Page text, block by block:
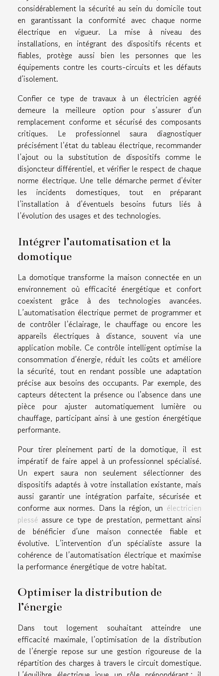
considérablement la sécurité au sein du domicile tout
en garantissant la conformité avec chaque norme
électrique en vigueur. La mise à niveau des
installations, en intégrant des dispositifs récents et
fiables, protège aussi bien les personnes que les
équipements contre les courts-circuits et les défauts
d’isolement.
Confier ce type de travaux à un électricien agréé
demeure la meilleure option pour s’assurer d’un
remplacement conforme et sécurisé des composants
critiques. Le professionnel saura diagnostiquer
précisément l’état du tableau électrique, recommander
l’ajout ou la substitution de dispositifs comme le
disjoncteur différentiel, et vérifier le respect de chaque
norme électrique. Une telle démarche permet d’éviter
les incidents domestiques, tout en préparant
l’installation à d’éventuels besoins futurs liés à
l’évolution des usages et des technologies.
Intégrer l’automatisation et la
domotique
La domotique transforme la maison connectée en un
environnement où efficacité énergétique et confort
coexistent grâce à des technologies avancées.
L’automatisation électrique permet de programmer et
de contrôler l’éclairage, le chauffage ou encore les
appareils électriques à distance, souvent via une
application mobile. Ce contrôle intelligent optimise la
consommation d’énergie, réduit les coûts et améliore
la sécurité, tout en rendant possible une adaptation
précise aux besoins des occupants. Par exemple, des
capteurs détectent la présence ou l'absence dans une
pièce pour ajuster automatiquement lumière ou
chauffage, participant ainsi à une gestion énergétique
performante.
Pour tirer pleinement parti de la domotique, il est
impératif de faire appel à un professionnel spécialisé.
Un expert saura non seulement sélectionner des
dispositifs adaptés à votre installation existante, mais
aussi garantir une intégration parfaite, sécurisée et
conforme aux normes. Dans la région, un électricien
plessé assure ce type de prestation, permettant ainsi
de bénéficier d’une maison connectée fiable et
évolutive. L’intervention d’un spécialiste assure la
cohérence de l’automatisation électrique et maximise
la performance énergétique de votre habitat.
Optimiser la distribution de
l’énergie
Dans tout logement souhaitant atteindre une
efficacité maximale, l’optimisation de la distribution
de l’énergie repose sur une gestion rigoureuse de la
répartition des charges à travers le circuit domestique.